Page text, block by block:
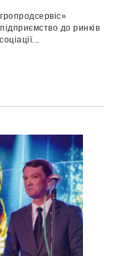
до ринків